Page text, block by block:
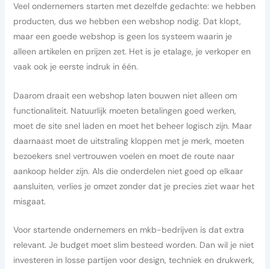
Veel ondernemers starten met dezelfde gedachte: we hebben
producten, dus we hebben een webshop nodig. Dat klopt,
maar een goede webshop is geen los systeem waarin je
alleen artikelen en prijzen zet. Het is je etalage, je verkoper en
vaak ook je eerste indruk in één.
Daarom draait een webshop laten bouwen niet alleen om
functionaliteit. Natuurlijk moeten betalingen goed werken,
moet de site snel laden en moet het beheer logisch zijn. Maar
daarnaast moet de uitstraling kloppen met je merk, moeten
bezoekers snel vertrouwen voelen en moet de route naar
aankoop helder zijn. Als die onderdelen niet goed op elkaar
aansluiten, verlies je omzet zonder dat je precies ziet waar het
misgaat.
Voor startende ondernemers en mkb-bedrijven is dat extra
relevant. Je budget moet slim besteed worden. Dan wil je niet
investeren in losse partijen voor design, techniek en drukwerk,